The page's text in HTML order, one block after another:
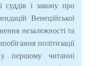
суддів і закону про
Венеційської
незалежності та
політизації
першому читанні